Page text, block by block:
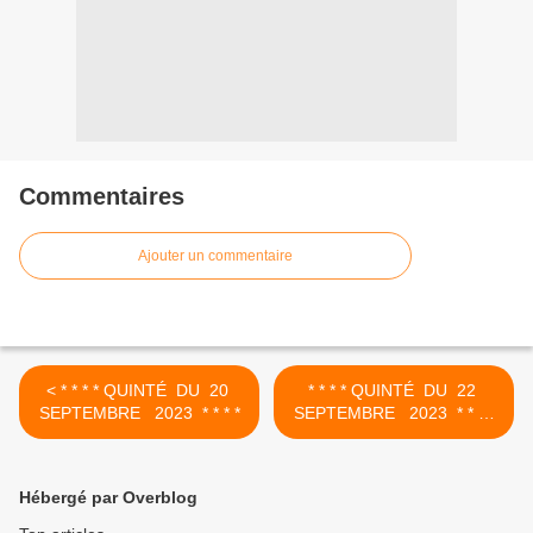
Commentaires
Ajouter un commentaire
< * * * * QUINTÉ DU 20
SEPTEMBRE 2023 * * * *
* * * * QUINTÉ DU 22
SEPTEMBRE 2023 * * * *
>
Hébergé par Overblog